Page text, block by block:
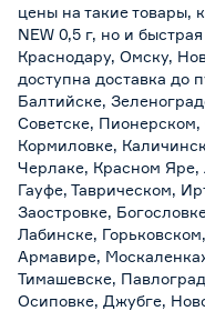
цены на такие товары,
NEW 0,5 г, но и
Краснодару, Омску,
доступна доставка до
Балтийске,
Советске,
Кормиловке,
Черлаке, Красном
Гауфе, Таврическом,
Заостровке,
Лабинске,
Армавире,
Тимашевске,
Осиповке, Джубге,